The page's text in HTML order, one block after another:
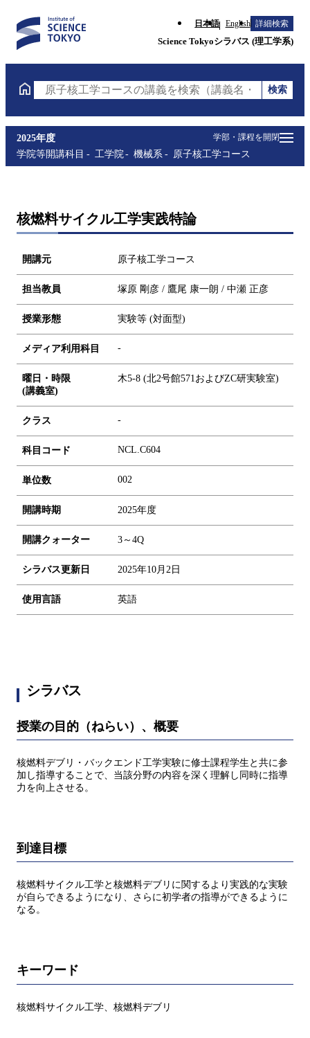
日本語 English 詳細検索
Science Tokyoシラバス (理工学系)
原子核工学コースの講義を検索（講義名・科目コード
検索
学部・課程を開閉
2025年度
学院等開講科目
工学院 機械系 原子核工学コース
核燃料サイクル工学実践特論
開講元 原子核工学コース
担当教員 塚原 剛彦 / 鷹尾 康一朗 / 中瀬 正彦
授業形態 実験等 (対面型)
メディア利用科目 -
曜日・時限
(講義室)
木5-8 (北2号館571およびZC研実験室)
クラス -
科目コード NCL.C604
単位数 002
開講時期 2025年度
開講クォーター 3～4Q
シラバス更新日 2025年10月2日
使用言語 英語
シラバス
授業の目的（ねらい）、概要
核燃料デブリ・バックエンド工学実験に修士課程学生と共に参
加し指導することで、当該分野の内容を深く理解し同時に指導
力を向上させる。
到達目標
核燃料サイクル工学と核燃料デブリに関するより実践的な実験
が自らできるようになり、さらに初学者の指導ができるように
なる。
キーワード
核燃料サイクル工学、核燃料デブリ